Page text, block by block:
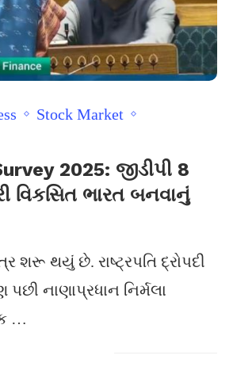
Stock Market
2025: જીડીપી 8
વિકસિત ભારત બનવાનું
થયું છે. રાષ્ટ્રપતિ દ્રોપદી
નાણાપ્રધાન નિર્મલા
…